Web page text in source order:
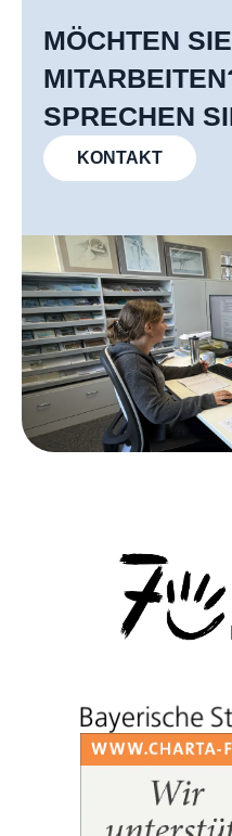
MÖCHTEN
SPRECHEN
KONTAKT